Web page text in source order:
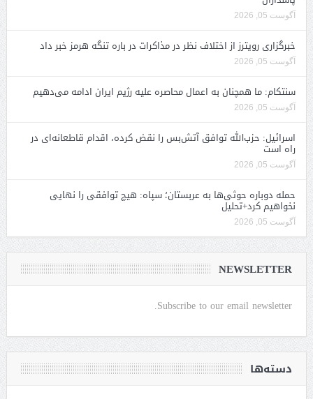
آگوست 05, 2026
خبرگزاری رویترز از اختلاف نظر در مذاکرات در باره تنگه هرمز خبر داد
آگوست 05, 2026
سنتکام: ما همچنان به اعمال محاصره علیه رژیم ایران ادامه می‌دهیم
آگوست 05, 2026
اسرائیل: حزب‌الله توافق آتش‌بس را نقض کرده، اقدام قاطعانه‌ای در
راه است
آگوست 05, 2026
حمله دوباره حوثی‌ها به عربستان؛ سپاه: هیچ توافقی را نهایی
نخواهیم کرد+تحلیل
آگوست 05, 2026
NEWSLETTER
Subscribe to our email newsletter.
دسته‌ها